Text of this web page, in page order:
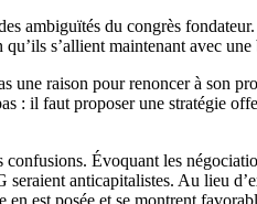
ambiguïtés du congrès
s’allient maintenant avec
une raison pour renoncer à son
: il faut proposer une stratégie
Évoquant les
anticapitalistes. Au lieu